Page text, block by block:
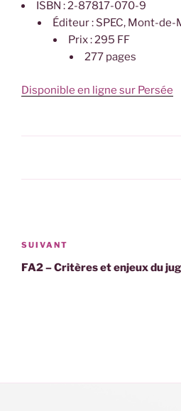
ISBN : 2-87817-070-9
Éditeur : SPEC, Mont-de-
Prix : 295 FF
277 pages
Disponible en ligne sur Persée
de
l’article
Article
suivant
SUIVANT
FA2 – Critères et enjeux du